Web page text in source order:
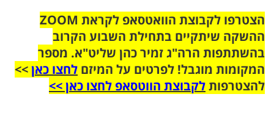
הצטרפו לקבוצת הוואטסאפ לקראת ZOOM
ההשקה שיתקיים בתחילת השבוע הקרוב
בהשתתפות הרה"ג זמיר כהן שליט"א. מספר
המקומות מוגבל! לפרטים על המיזם לחצו כאן>>
להצטרפותלקבוצת הווטסאפ לחצו כאן >>